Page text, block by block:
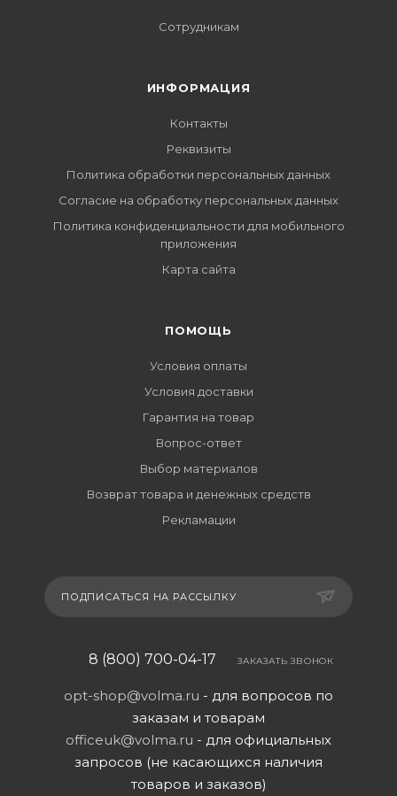
Сотрудникам
ИНФОРМАЦИЯ
Контакты
Реквизиты
Политика обработки персональных данных
Согласие на обработку персональных данных
Политика конфиденциальности для мобильного
приложения
Карта сайта
ПОМОЩЬ
Условия оплаты
Условия доставки
Гарантия на товар
Вопрос-ответ
Выбор материалов
Возврат товара и денежных средств
Рекламации
ПОДПИСАТЬСЯ НА РАССЫЛКУ
8 (800) 700-04-17 ЗАКАЗАТЬ ЗВОНОК
opt-shop@volma.ru - для вопросов по
заказам и товарам
officeuk@volma.ru - для официальных
запросов (не касающихся наличия
товаров и заказов)